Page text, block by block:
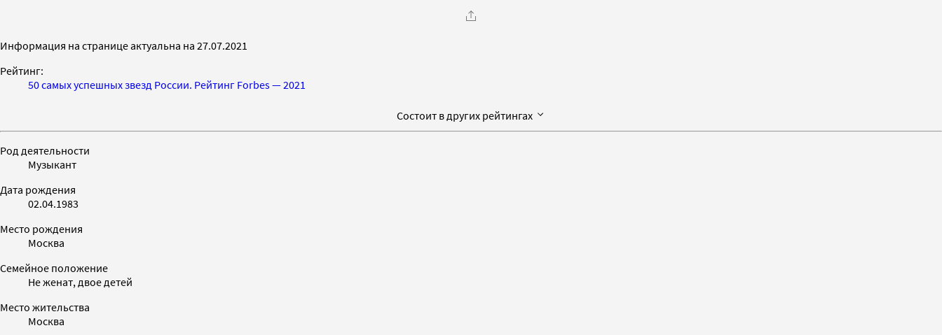
Информация на странице актуальна на 27.07.2021
Рейтинг:
50 самых успешных звезд России. Рейтинг Forbes — 2021
Состоит в других рейтингах
Род деятельности
Музыкант
Дата рождения
02.04.1983
Место рождения
Москва
Семейное положение
Не женат, двое детей
Место жительства
Москва